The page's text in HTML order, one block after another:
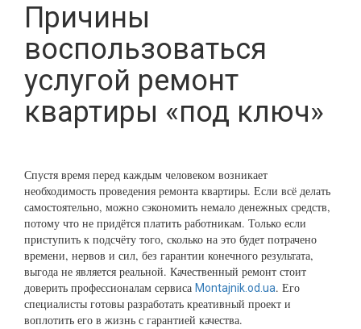
Причины
воспользоваться
услугой ремонт
квартиры «под ключ»
Спустя время перед каждым человеком возникает
необходимость проведения ремонта квартиры. Если всё делать
самостоятельно, можно сэкономить немало денежных средств,
потому что не придётся платить работникам. Только если
приступить к подсчёту того, сколько на это будет потрачено
времени, нервов и сил, без гарантии конечного результата,
выгода не является реальной. Качественный ремонт стоит
доверить профессионалам сервиса Montajnik.od.ua. Его
специалисты готовы разработать креативный проект и
воплотить его в жизнь с гарантией качества.